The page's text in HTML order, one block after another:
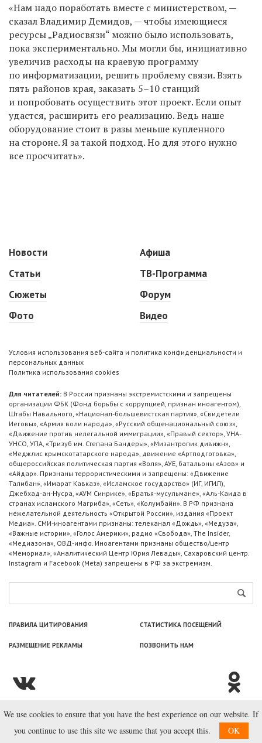
«Нам надо поработать вместе с министерством, —
сказал Владимир Демидов, — чтобы имеющиеся
ресурсы „Радиосвязи“ можно было использовать,
пока экспериментально. Мы могли бы, инициативно
увеличив расходы на краевую программу
по информатизации, решить проблему связи. Взять
пять районов края, заказать 5–10 станций
и попробовать осуществить этот проект. Если опыт
удастся, расширить его реализацию. Ведь наше
оборудование стоит в разы меньше купленного
на стороне. Я за такой подход. Но для этого нужно
все просчитать».
Новости
Статьи
Сюжеты
Фото
Афиша
ТВ-Программа
Форум
Видео
Условия использования веб-сайта и политика конфиденциальности и
персональных данных
Политика использования cookies
Для читателей: В России признаны экстремистскими и запрещены
организации ФБК (Фонд борьбы с коррупцией, признан иноагентом),
Штабы Навального, «Национал-большевистская партия», «Свидетели
Иеговы», «Армия воли народа», «Русский общенациональный союз»,
«Движение против нелегальной иммиграции», «Правый сектор», УНА-
УНСО, УПА, «Тризуб им. Степана Бандеры», «Мизантропик дивижн»,
«Меджлис крымскотатарского народа», движение «Артподготовка»,
общероссийская политическая партия «Воля», АУЕ, батальоны «Азов» и
«Айдар». Признаны террористическими и запрещены: «Движение
Талибан», «Имарат Кавказ», «Исламское государство» (ИГ, ИГИЛ),
Джебхад-ан-Нусра, «АУМ Синрике», «Братья-мусульмане», «Аль-Каида в
странах исламского Магриба», «Сеть», «Колумбайн». В РФ признана
нежелательной деятельность «Открытой России», издания «Проект
Медиа». СМИ-иноагентами признаны: телеканал «Дождь», «Медуза»,
«Важные истории», «Голос Америки», радио «Свобода», The Insider,
«Медиазона», ОВД-инфо. Иноагентами признаны общество/центр
«Мемориал», «Аналитический Центр Юрия Левады», Сахаровский центр.
Instagram и Facebook (Metа) запрещены в РФ за экстремизм.
ПРАВИЛА ЦИТИРОВАНИЯ СТАТИСТИКА ПОСЕЩЕНИЙ
РАЗМЕЩЕНИЕ РЕКЛАМЫ ПОЗВОНИТЬ НАМ
© ООО «Лаборатория Новоcтей», 2003—2026.
We use cookies to ensure that you have the best experience on our website. If
you continue to use this site we assume that you accept this.
OK